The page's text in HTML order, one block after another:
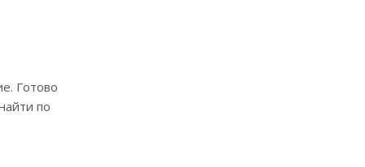
Готово
по